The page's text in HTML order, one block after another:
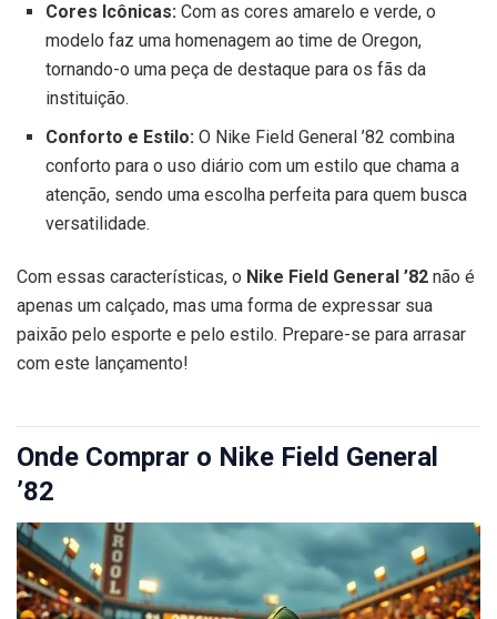
Cores Icônicas:Com as cores amarelo e verde, o
modelo faz uma homenagem ao time de Oregon,
tornando-o uma peça de destaque para os fãs da
instituição.
Conforto e Estilo:O Nike Field General ’82 combina
conforto para o uso diário com um estilo que chama a
atenção, sendo uma escolha perfeita para quem busca
versatilidade.
Com essas características, o Nike Field General ’82 não é
apenas um calçado, mas uma forma de expressar sua
paixão pelo esporte e pelo estilo. Prepare-se para arrasar
com este lançamento!
Onde Comprar o Nike Field General
’82